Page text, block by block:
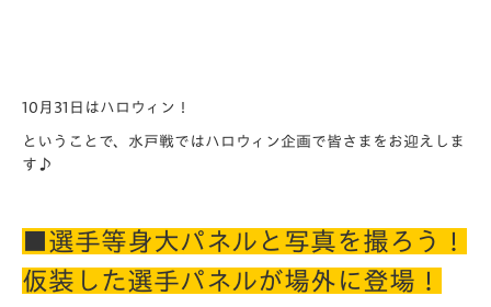
10月31日はハロウィン！
ということで、水戸戦ではハロウィン企画で皆さまをお迎えしま
す♪
■選手等身大パネルと写真を撮ろう！
仮装した選手パネルが場外に登場！